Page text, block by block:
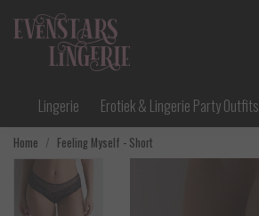
Lingerie Erotiek & Lingerie Party Outfits
Home Feeling Myself - Short